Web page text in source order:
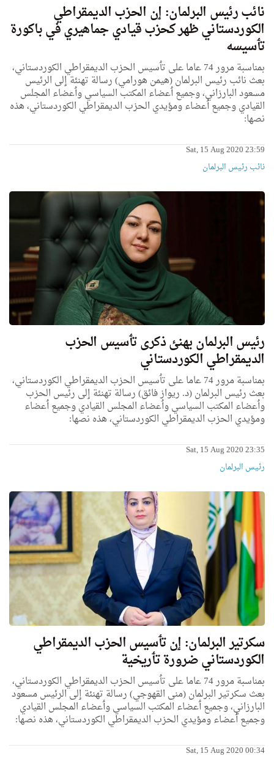
نائب رئيس البرلمان: ٳن الحزب الديمقراطي
الكوردستاني ظهر كحزب قيادي جماهيري في باكورة
تٲسيسه
بمناسبة مرور 74 عاما علی تٲسيس الحزب الديمقراطي الكوردستاني،
بعث نائب رئيس البرلمان (هيمن هورامي) رسالة تهنئة ٳلی الرئيس
مسعود البارزاني، وجميع ٲعضاء المكتب السياسي وٲعضاء المجلس
القيادي وجميع ٲعضاء ومؤيدي الحزب الديمقراطي الكوردستاني، هذه
نصها:
Sat, 15 Aug 2020 23:59
نائب رئیس البرلمان
رئيس البرلمان يهنئ ذكری تٲسيس الحزب
الديمقراطي الكوردستاني
بمناسبة مرور 74 عاما علی تٲسيس الحزب الديمقراطي الكوردستاني،
بعث رئيس البرلمان (د. ريواز فائق) رسالة تهنئة ٳلی رئيس الحزب
وٲعضاء المكتب السياسي وٲعضاء المجلس القيادي وجميع ٲعضاء
ومؤيدي الحزب الديمقراطي الكوردستاني، هذه نصها:
Sat, 15 Aug 2020 23:35
رئیس البرلمان
سكرتير البرلمان: ٳن تٲسيس الحزب الديمقراطي
الكوردستاني ضرورة تٲريخية
بمناسبة مرور 74 عاما علی تٲسيس الحزب الديمقراطي الكوردستاني،
بعث سكرتير البرلمان (منی القهوجي) رسالة تهنئة ٳلی الرئيس مسعود
البارزاني، وجميع ٲعضاء المكتب السياسي وٲعضاء المجلس القيادي
وجميع ٲعضاء ومؤيدي الحزب الديمقراطي الكوردستاني، هذه نصها:
Sat, 15 Aug 2020 00:34